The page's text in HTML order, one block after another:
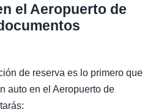
el Aeropuerto de
de reserva es lo primero que
auto en el Aeropuerto de